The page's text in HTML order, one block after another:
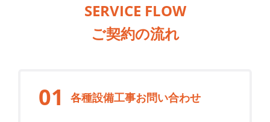
SERVICE FLOW
ご契約の流れ
各種設備工事お問い合わせ